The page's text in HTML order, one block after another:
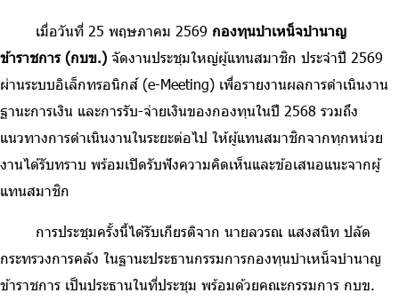
เมื่อวันที่ 25 พฤษภาคม 2569 กองทุนบำเหน็จบำนาญ
ข้าราชการ (กบข.) จัดงานประชุมใหญ่ผู้แทนสมาชิก ประจำปี 2569
ผ่านระบบอิเล็กทรอนิกส์ (e-Meeting) เพื่อรายงานผลการดำเนินงาน
ฐานะการเงิน และการรับ-จ่ายเงินของกองทุนในปี 2568 รวมถึง
แนวทางการดำเนินงานในระยะต่อไป ให้ผู้แทนสมาชิกจากทุกหน่วย
งานได้รับทราบ พร้อมเปิดรับฟังความคิดเห็นและข้อเสนอแนะจากผู้
แทนสมาชิก
การประชุมครั้งนี้ได้รับเกียรติจาก นายลวรณ แสงสนิท ปลัด
กระทรวงการคลัง ในฐานะประธานกรรมการกองทุนบำเหน็จบำนาญ
ข้าราชการ เป็นประธานในที่ประชุม พร้อมด้วยคณะกรรมการ กบข.